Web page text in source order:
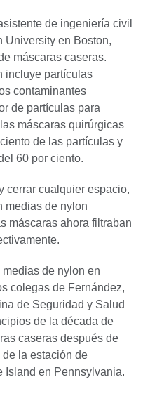
de ingeniería civil
University en Boston,
máscaras caseras.
incluye partículas
contaminantes
de partículas para
máscaras quirúrgicas
de las partículas y
60 por ciento.
cerrar cualquier espacio,
medias de nylon
máscaras ahora filtraban
de nylon en
colegas de Fernández,
de Seguridad y Salud
de la década de
caseras después de
la estación de
Island en Pennsylvania.